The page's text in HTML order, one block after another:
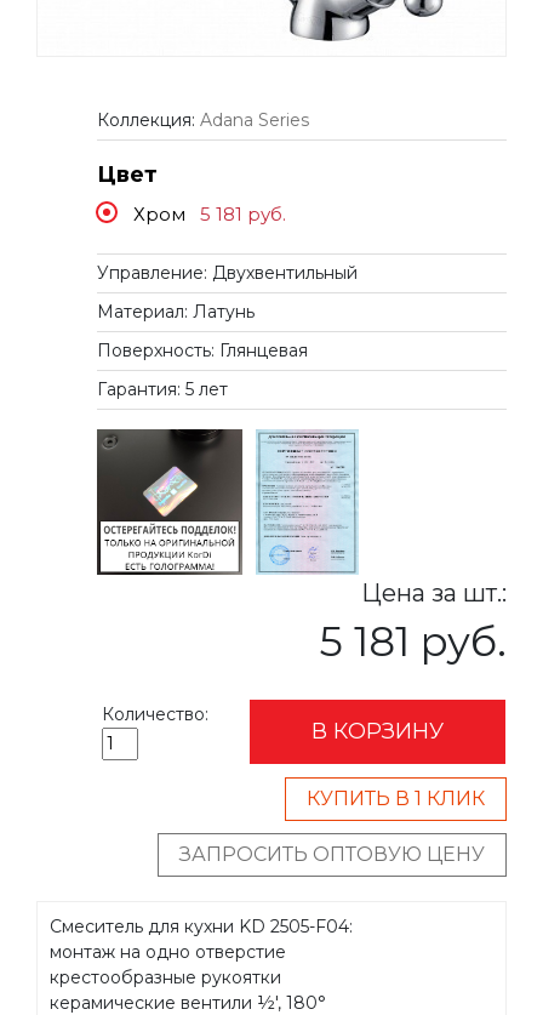
Коллекция: Adana Series
Цвет
Хром 5 181 руб.
Управление: Двухвентильный
Материал: Латунь
Поверхность: Глянцевая
Гарантия: 5 лет
Цена за шт.:
5 181 руб.
Количество:
В КОРЗИНУ
КУПИТЬ В 1 КЛИК
ЗАПРОСИТЬ ОПТОВУЮ ЦЕНУ
Смеситель для кухни KD 2505-F04:
монтаж на одно отверстие
крестообразные рукоятки
керамические вентили ½', 180°